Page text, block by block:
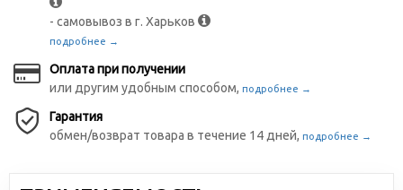
- самовывоз в г. Харьков
подробнее →
Оплата при получении
или другим удобным способом, подробнее →
Гарантия
обмен/возврат товара в течение 14 дней, подробнее →